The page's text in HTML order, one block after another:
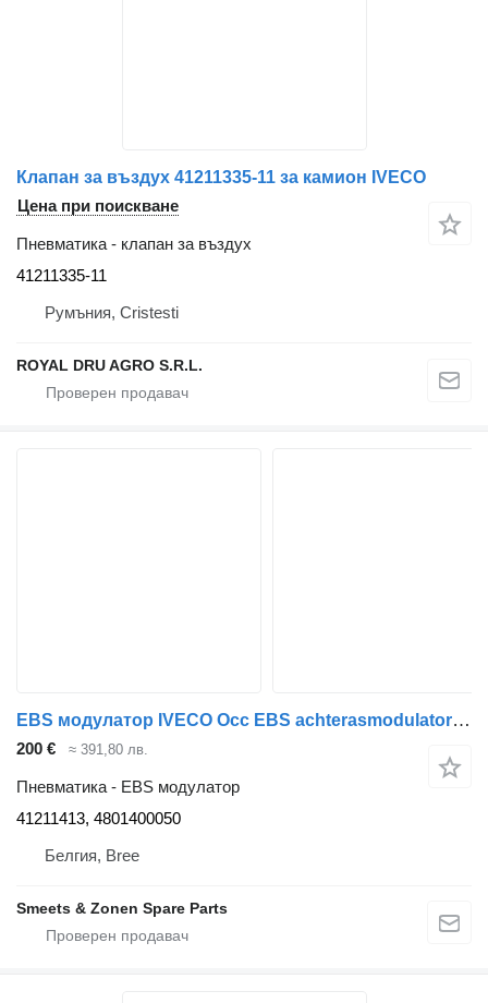
Клапан за въздух 41211335-11 за камион IVECO
Цена при поискване
Пневматика - клапан за въздух
41211335-11
Румъния, Cristesti
ROYAL DRU AGRO S.R.L.
EBS модулатор IVECO Occ EBS achterasmodulator 41211413 за камион
200 € ≈ 391,80 лв.
Пневматика - EBS модулатор
41211413, 4801400050
Белгия, Bree
Smeets & Zonen Spare Parts